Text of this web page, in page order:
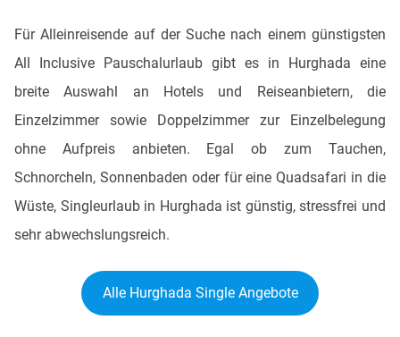
Für Alleinreisende auf der Suche nach einem günstigsten
All Inclusive Pauschalurlaub gibt es in Hurghada eine
breite Auswahl an Hotels und Reiseanbietern, die
Einzelzimmer sowie Doppelzimmer zur Einzelbelegung
ohne Aufpreis anbieten. Egal ob zum Tauchen,
Schnorcheln, Sonnenbaden oder für eine Quadsafari in die
Wüste, Singleurlaub in Hurghada ist günstig, stressfrei und
sehr abwechslungsreich.
Alle Hurghada Single Angebote